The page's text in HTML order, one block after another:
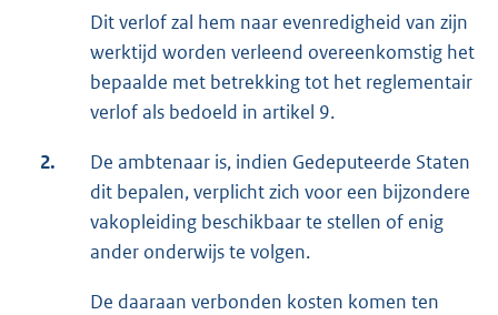
Dit verlof zal hem naar evenredigheid van zijn
werktijd worden verleend overeenkomstig het
bepaalde met betrekking tot het reglementair
verlof als bedoeld in artikel 9.
2.
De ambtenaar is, indien Gedeputeerde Staten
dit bepalen, verplicht zich voor een bijzondere
vakopleiding beschikbaar te stellen of enig
ander onderwijs te volgen.
De daaraan verbonden kosten komen ten